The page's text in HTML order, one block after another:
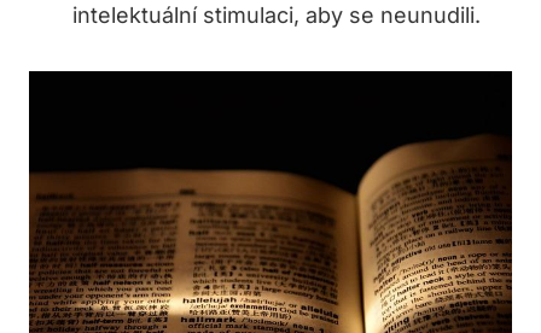
intelektuální stimulaci, aby se neunudili.